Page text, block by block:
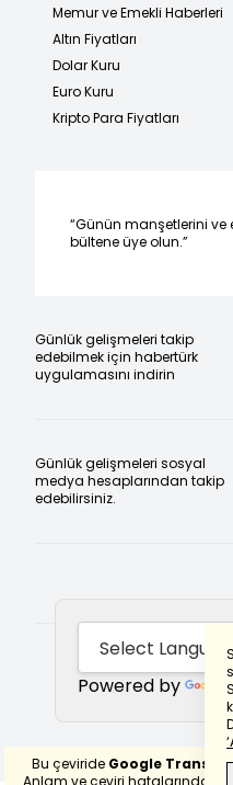
Memur ve Emekli Haberleri
Altın Fiyatları
Dolar Kuru
Euro Kuru
Kripto Para Fiyatları
“Günün manşetlerini
bültene üye olun.”
Günlük gelişmeleri takip
edebilmek için habertürk
uygulamasını indirin
Günlük gelişmeleri sosyal
medya hesaplarından takip
edebilirsiniz.
Powered by
Bu çeviride Google
Anlam ve çeviri hatalarından